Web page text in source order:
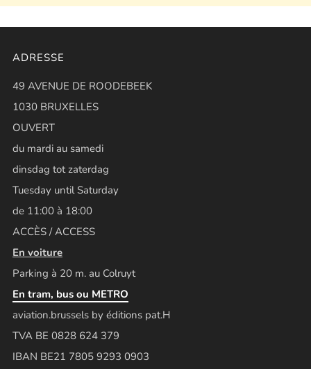
ADRESSE
49 AVENUE DE ROODEBEEK
1030 BRUXELLES
OUVERT
du mardi au samedi
dinsdag tot zaterdag
Tuesday until Saturday
de 11:00 à 18:00
ACCÈS / ACCESS
En voiture
Parking à 20 m. au Colruyt
En tram, bus ou METRO
aviation.brussels by éditions pat.H
TVA BE 0828 624 379
IBAN BE21 7805 9293 0903